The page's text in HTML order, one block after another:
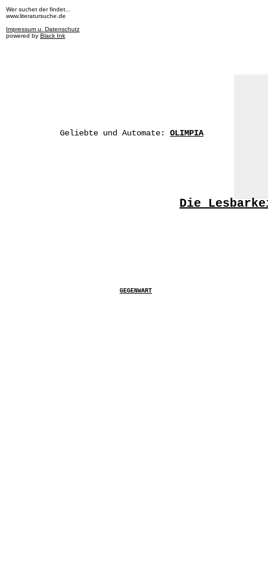
Wer suchet der findet...
www.literatursuche.de
Impressum u. Datenschutz
powered by Black Ink
Die
GEGENWART
Geliebte und Automate: OLIMPIA